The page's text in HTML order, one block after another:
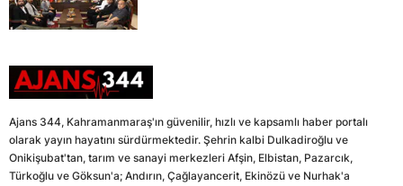
Ajans 344, Kahramanmaraş'ın güvenilir, hızlı ve kapsamlı haber portalı
olarak yayın hayatını sürdürmektedir. Şehrin kalbi Dulkadiroğlu ve
Onikişubat'tan, tarım ve sanayi merkezleri Afşin, Elbistan, Pazarcık,
Türkoğlu ve Göksun'a; Andırın, Çağlayancerit, Ekinözü ve Nurhak'a